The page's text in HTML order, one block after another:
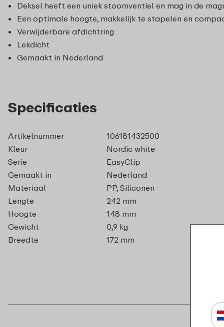
Deksel heeft een uniek stoomventiel en mag in de
Een optimale hoogte, makkelijk te stapelen en
Verwijderbare afdichtring
Lekdicht
Gemaakt in Nederland
Specificaties
Artikelnummer
106181432500
Kleur
Nordic white
Serie
EasyClip
Gemaakt in
Nederland
Materiaal
PP, Siliconen
Lengte
242 mm
Hoogte
148 mm
Gewicht
0,9 kg
Breedte
172 mm